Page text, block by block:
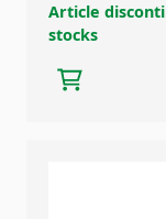
Article
stocks